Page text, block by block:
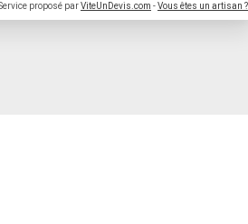
proposé parViteUnDevis.com -Vous êtes un artisan ?